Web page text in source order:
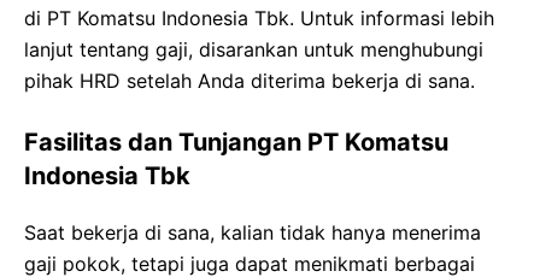
di PT Komatsu Indonesia Tbk. Untuk informasi lebih
lanjut tentang gaji, disarankan untuk menghubungi
pihak HRD setelah Anda diterima bekerja di sana.
Fasilitas dan Tunjangan PT Komatsu
Indonesia Tbk
Saat bekerja di sana, kalian tidak hanya menerima
gaji pokok, tetapi juga dapat menikmati berbagai